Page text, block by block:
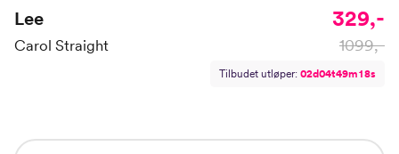
Lee
Carol Straight
329,-
1099,-
Tilbudet utløper: 02d04t49m17s